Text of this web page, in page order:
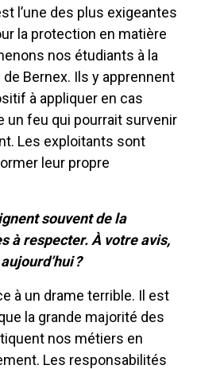
l’une des plus exigeantes
la protection en matière
nos étudiants à la
Bernex. Ils y apprennent
à appliquer en cas
un feu qui pourrait survenir
Les exploitants sont
leur propre
souvent de la
à respecter. À votre avis,
?
à un drame terrible. Il est
la grande majorité des
nos métiers en
Les responsabilités